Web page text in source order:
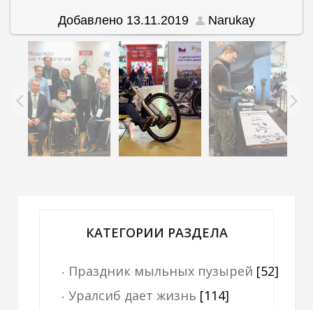
Добавлено 13.11.2019 Narukay
КАТЕГОРИИ РАЗДЕЛА
Праздник мыльных пузырей [52]
Уралсиб дает жизнь [114]